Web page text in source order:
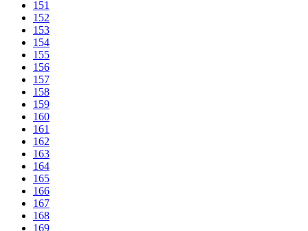
151
152
153
154
155
156
157
158
159
160
161
162
163
164
165
166
167
168
169